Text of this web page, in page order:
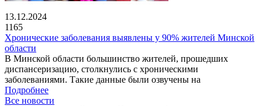
13.12.2024
1165
Хронические заболевания выявлены у 90% жителей Минской
области
В Минской области большинство жителей, прошедших
диспансеризацию, столкнулись с хроническими
заболеваниями. Такие данные были озвучены на
Подробнее
Все новости